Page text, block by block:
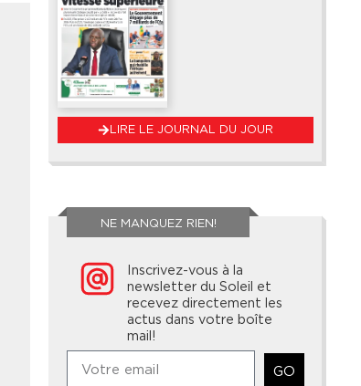
LIRE LE JOURNAL DU JOUR
NE MANQUEZ RIEN!
Inscrivez-vous à la
newsletter du Soleil et
recevez directement les
actus dans votre boîte
mail!
GO